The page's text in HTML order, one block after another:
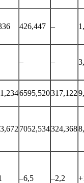
426,447 –
– –
6595,520317,122
7052,534324,368
–6,5 –2,2